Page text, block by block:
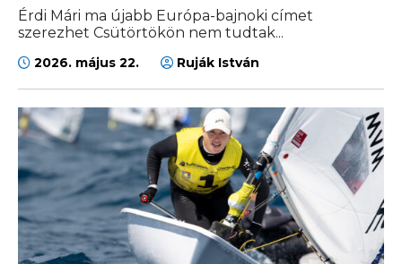
Érdi Mári ma újabb Európa-bajnoki címet
szerezhet Csütörtökön nem tudtak...
2026. május 22. Ruják István